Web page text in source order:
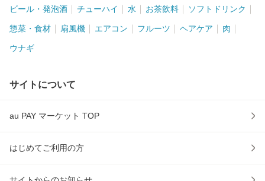
ビール・発泡酒 チューハイ 水 お茶飲料 ソフトドリンク
惣菜・食材 扇風機 エアコン フルーツ ヘアケア 肉
ウナギ
サイトについて
au PAY マーケット TOP
はじめてご利用の方